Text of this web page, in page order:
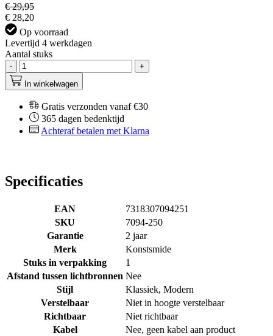
€ 29,95
€ 28,20
Op voorraad
Levertijd 4 werkdagen
Aantal stuks
-
+
In winkelwagen
Gratis verzonden vanaf €30
365 dagen bedenktijd
Achteraf betalen met Klarna
Specificaties
EAN
7318307094251
SKU
7094-250
Garantie
2 jaar
Merk
Konstsmide
Stuks in verpakking
1
Afstand tussen lichtbronnen Nee
Stijl
Klassiek, Modern
Verstelbaar
Niet in hoogte verstelbaar
Richtbaar
Niet richtbaar
Kabel
Nee, geen kabel aan product